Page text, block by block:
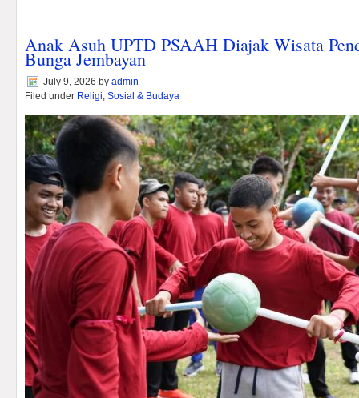
Anak Asuh UPTD PSAAH Diajak Wisata
Bunga Jembayan
July 9, 2026 by admin
Filed under Religi, Sosial & Budaya